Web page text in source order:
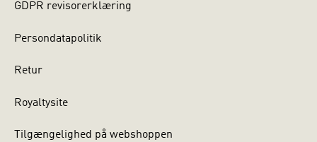
GDPR revisorerklæring
Persondatapolitik
Retur
Royaltysite
Tilgængelighed på webshoppen